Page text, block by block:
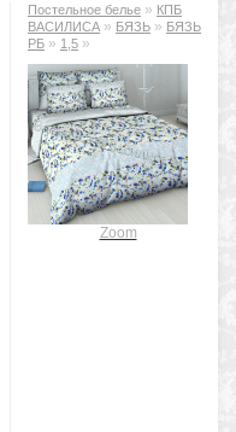
Постельное белье » КПБ
ВАСИЛИСА » БЯЗЬ » БЯЗЬ
РБ » 1,5 »
Zoom